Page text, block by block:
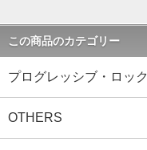
この商品のカテゴリー
プログレッシブ・ロック
OTHERS